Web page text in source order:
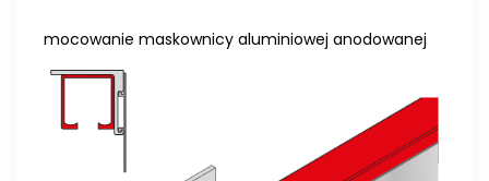
mocowanie maskownicy aluminiowej anodowanej